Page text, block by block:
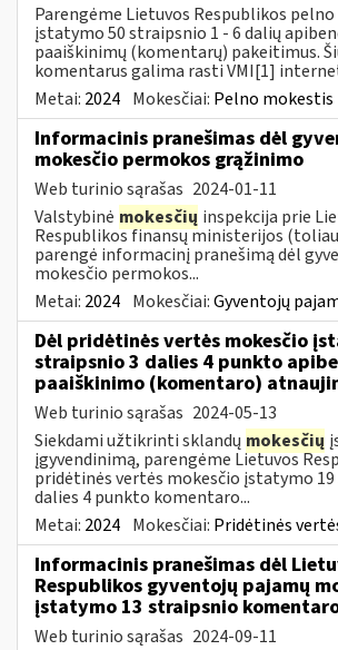
Parengėme Lietuvos Respublikos
įstatymo 50 straipsnio 1 - 6 dalių
paaiškinimų (komentarų) pakeitimus.
komentarus galima rasti VMI[1]
Metai: 2024 Mokesčiai: Pelno mokestis
Informacinis pranešimas dėl
mokesčio permokos grąžinimo
Web turinio sąrašas 2024-01-11
Valstybinė mokesčių inspekcija prie
Respublikos finansų ministerijos (toliau
parengė informacinį pranešimą dėl
mokesčio permokos...
Metai: 2024 Mokesčiai:Gyventojų
Dėl pridėtinės vertės mokesčio
straipsnio 3 dalies 4 punkto
paaiškinimo (komentaro)
Web turinio sąrašas 2024-05-13
Siekdami užtikrinti sklandų mokesčių
įgyvendinimą, parengėme Lietuvos
pridėtinės vertės mokesčio įstatymo
dalies 4 punkto komentaro...
Metai: 2024 Mokesčiai: Pridėtinės
Informacinis pranešimas dėl
Respublikos gyventojų pajamų
įstatymo 13 straipsnio
Web turinio sąrašas 2024-09-11